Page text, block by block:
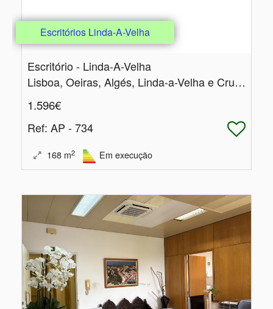
Escritórios Linda-A-Velha
Escritório - Linda-A-Velha
Lisboa, Oeiras, Algés, Linda-a-Velha e Cruz Quebrada-Dafundo
1.596€
Ref: AP - 734
168 m2 Em execução